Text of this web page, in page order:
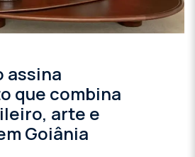
assina
que combina
arte e
Goiânia